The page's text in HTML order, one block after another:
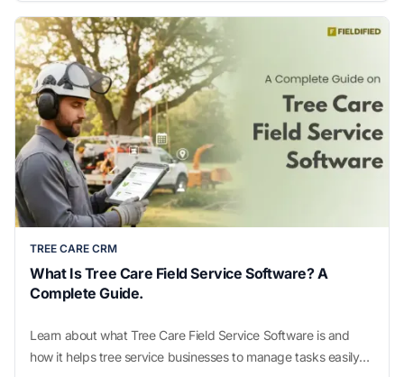
TREE CARE CRM
What Is Tree Care Field Service Software? A
Complete Guide.
Learn about what Tree Care Field Service Software is and
how it helps tree service businesses to manage tasks easily